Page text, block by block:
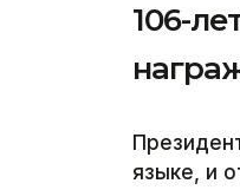
106-
языке, и